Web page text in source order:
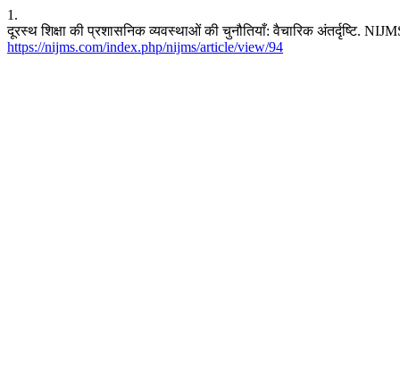
1.
दूरस्थ शिक्षा की प्रशासनिक व्यवस्थाओं की चुनौतियाँ: वैचारिक अंतर्दृष्टि.
https://nijms.com/index.php/nijms/article/view/94